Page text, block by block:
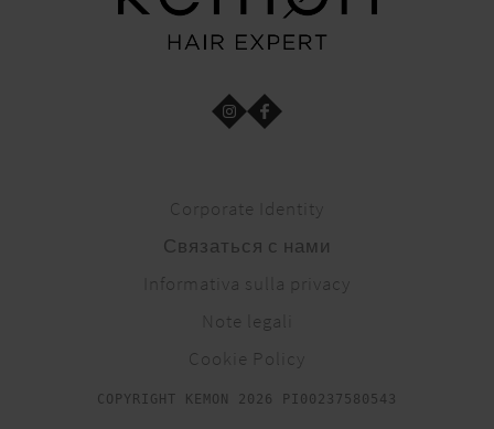
Corporate Identity
Связаться с нами
Informativa sulla privacy
Note legali
Cookie Policy
COPYRIGHT KEMON 2026 PI00237580543